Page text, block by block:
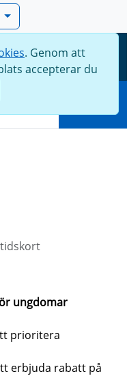
Meny
. Genom att
accepterar du
ungdomar
prioritera
erbjuda rabatt på